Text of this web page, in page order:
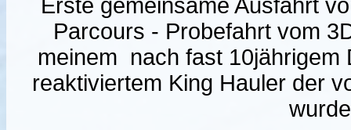
Erste gemeinsame Ausfahrt
Parcours - Probefahrt vom
meinem nach fast 10jährigem
reaktiviertem King Hauler der